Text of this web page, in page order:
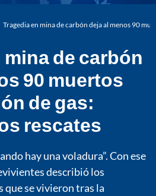
Tragedia en mina de carbón deja al menos 90
de carbón
90 muertos
de gas:
rescates
hay una voladura”. Con ese
describió los
se vivieron tras la